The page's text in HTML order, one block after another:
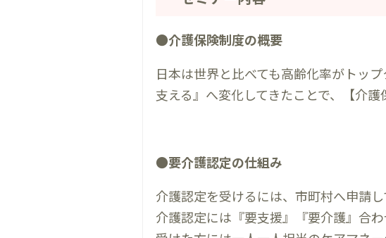
●介護保険制度の概要
日本は世界と比べても高齢化率がトッ
支える』へ変化してきたことで、【介
●要介護認定の仕組み
介護認定を受けるには、市町村へ申請
介護認定には『要支援』『要介護』合